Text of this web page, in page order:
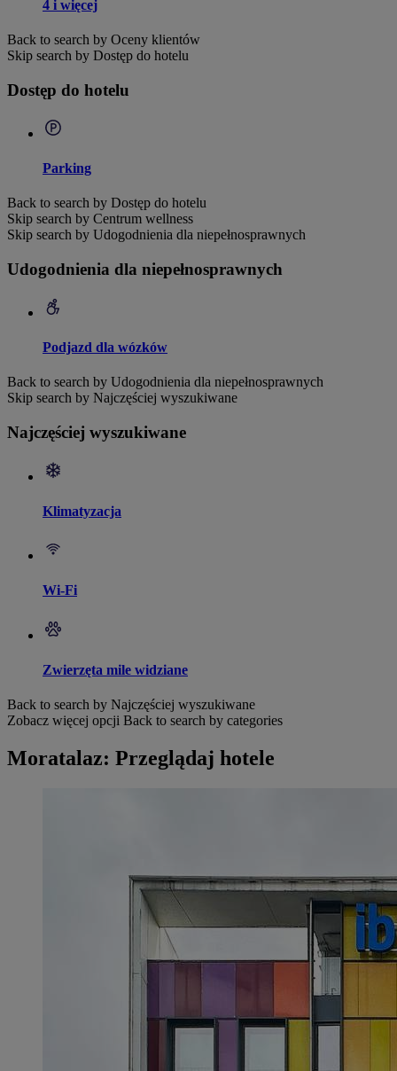
4 i więcej
Back to search by Oceny klientów
Skip search by Dostęp do hotelu
Dostęp do hotelu
Parking
Back to search by Dostęp do hotelu
Skip search by Centrum wellness
Skip search by Udogodnienia dla niepełnosprawnych
Udogodnienia dla niepełnosprawnych
Podjazd dla wózków
Back to search by Udogodnienia dla niepełnosprawnych
Skip search by Najczęściej wyszukiwane
Najczęściej wyszukiwane
Klimatyzacja
Wi-Fi
Zwierzęta mile widziane
Back to search by Najczęściej wyszukiwane
Zobacz więcej opcji Back to search by categories
Moratalaz: Przeglądaj hotele